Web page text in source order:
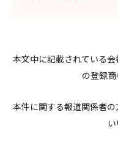
本文中に記載されている
の登録商
本件に関する報道関係者の
い